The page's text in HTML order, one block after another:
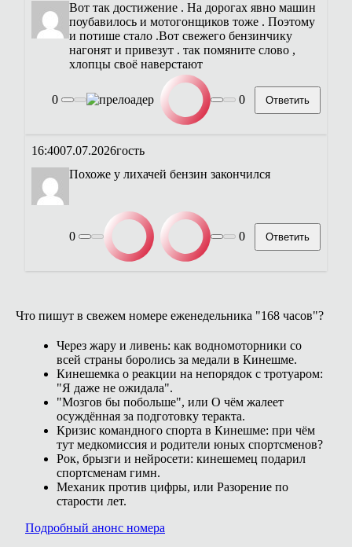
Вот так достижение . На дорогах явно машин
поубавилось и мотогонщиков тоже . Поэтому
и потише стало .Вот свежего бензинчику
нагонят и привезут . так помяните слово ,
хлопцы своё наверстают
0 0 Ответить
16:4007.07.2026гость
Похоже у лихачей бензин закончился
0 0 Ответить
Что пишут в свежем номере еженедельника "168 часов"?
Через жару и ливень: как водномоторники со
всей страны боролись за медали в Кинешме.
Кинешемка о реакции на непорядок с тротуаром:
"Я даже не ожидала".
"Мозгов бы побольше", или О чём жалеет
осуждённая за подготовку теракта.
Кризис командного спорта в Кинешме: при чём
тут медкомиссия и родители юных спортсменов?
Рок, брызги и нейросети: кинешемец подарил
спортсменам гимн.
Механик против цифры, или Разорение по
старости лет.
Подробный анонс номера